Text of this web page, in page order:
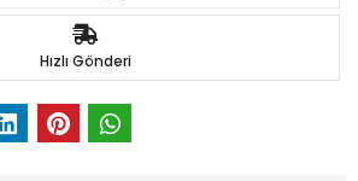
Hızlı Gönderi